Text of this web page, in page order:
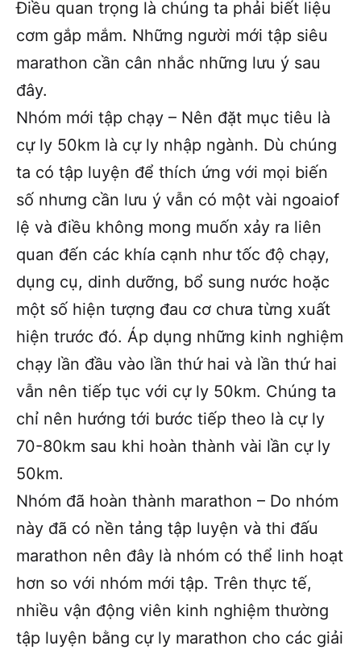
Điều quan trọng là chúng ta phải biết liệu
cơm gắp mắm. Những người mới tập siêu
marathon cần cân nhắc những lưu ý sau
đây.
Nhóm mới tập chạy – Nên đặt mục tiêu là
cự ly 50km là cự ly nhập ngành. Dù chúng
ta có tập luyện để thích ứng với mọi biến
số nhưng cần lưu ý vẫn có một vài ngoaiof
lệ và điều không mong muốn xảy ra liên
quan đến các khía cạnh như tốc độ chạy,
dụng cụ, dinh dưỡng, bổ sung nước hoặc
một số hiện tượng đau cơ chưa từng xuất
hiện trước đó. Áp dụng những kinh nghiệm
chạy lần đầu vào lần thứ hai và lần thứ hai
vẫn nên tiếp tục với cự ly 50km. Chúng ta
chỉ nên hướng tới bước tiếp theo là cự ly
70-80km sau khi hoàn thành vài lần cự ly
50km.
Nhóm đã hoàn thành marathon – Do nhóm
này đã có nền tảng tập luyện và thi đấu
marathon nên đây là nhóm có thể linh hoạt
hơn so với nhóm mới tập. Trên thực tế,
nhiều vận động viên kinh nghiệm thường
tập luyện bằng cự ly marathon cho các giải